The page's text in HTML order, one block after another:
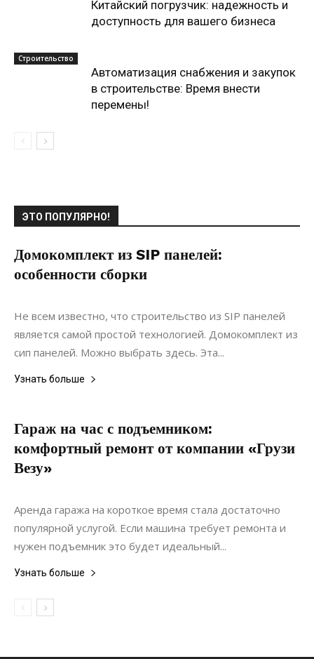
Китайский погрузчик: надежность и
доступность для вашего бизнеса
Строительство
Автоматизация снабжения и закупок
в строительстве: Время внести
перемены!
ЭТО ПОПУЛЯРНО!
Домокомплект из SIP панелей:
особенности сборки
08.01.2021
Не всем известно, что строительство из SIP панелей
является самой простой технологией. Домокомплект из
сип панелей. Можно выбрать здесь. Эта...
Узнать больше
Гараж на час с подъемником:
комфортный ремонт от компании «Грузи
Везу»
24.10.2021
Аренда гаража на короткое время стала достаточно
популярной услугой. Если машина требует ремонта и
нужен подъемник это будет идеальный...
Узнать больше